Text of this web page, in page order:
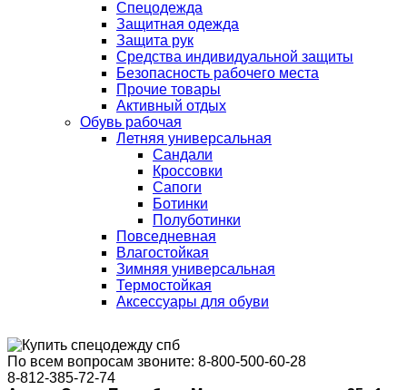
Спецодежда
Защитная одежда
Защита рук
Средства индивидуальной защиты
Безопасность рабочего места
Прочие товары
Активный отдых
Обувь рабочая
Летняя универсальная
Сандали
Кроссовки
Сапоги
Ботинки
Полуботинки
Повседневная
Влагостойкая
Зимняя универсальная
Термостойкая
Аксессуары для обуви
По всем вопросам звоните: 8-800-500-60-28
8-812-385-72-74